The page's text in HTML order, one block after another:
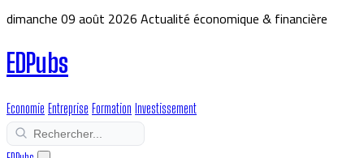
dimanche 09 août 2026Actualité économique & financière
EDPubs
Economie Entreprise Formation Investissement